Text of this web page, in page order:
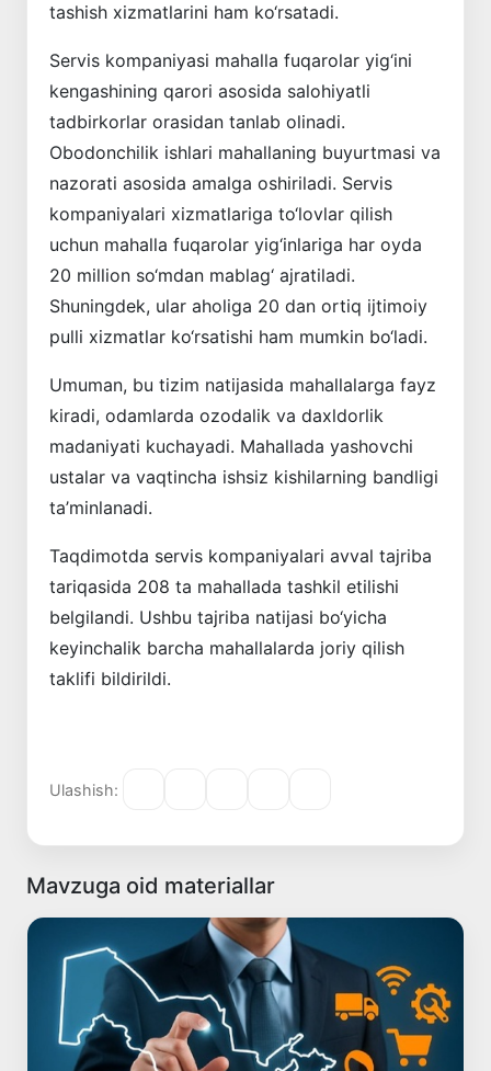
tashish xizmatlarini ham ko‘rsatadi.
Servis kompaniyasi mahalla fuqarolar yig‘ini
kengashining qarori asosida salohiyatli
tadbirkorlar orasidan tanlab olinadi.
Obodonchilik ishlari mahallaning buyurtmasi va
nazorati asosida amalga oshiriladi. Servis
kompaniyalari xizmatlariga to‘lovlar qilish
uchun mahalla fuqarolar yig‘inlariga har oyda
20 million so‘mdan mablag‘ ajratiladi.
Shuningdek, ular aholiga 20 dan ortiq ijtimoiy
pulli xizmatlar ko‘rsatishi ham mumkin bo‘ladi.
Umuman, bu tizim natijasida mahallalarga fayz
kiradi, odamlarda ozodalik va daxldorlik
madaniyati kuchayadi. Mahallada yashovchi
ustalar va vaqtincha ishsiz kishilarning bandligi
ta’minlanadi.
Taqdimotda servis kompaniyalari avval tajriba
tariqasida 208 ta mahallada tashkil etilishi
belgilandi. Ushbu tajriba natijasi bo‘yicha
keyinchalik barcha mahallalarda joriy qilish
taklifi bildirildi.
Ulashish:
Mavzuga oid materiallar